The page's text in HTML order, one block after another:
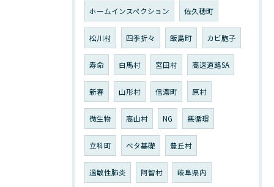
ホームインスペクション 佐久穂町
松川村 四季折々 飯島町 カビ胞子
寿命 白馬村 宮田村 高速道路SA
新春 山形村 信濃町 原村
微生物 高山村 NG 悪循環
立科町 ベタ基礎 豊丘村
過敏性肺炎 阿智村 岐阜県内